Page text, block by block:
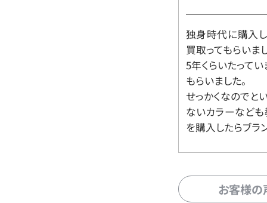
独身時代に購入
買取ってもらいま
5年くらいたって
もらいました。
せっかくなのでと
ないカラーなども
を購入したらブラ
お客様